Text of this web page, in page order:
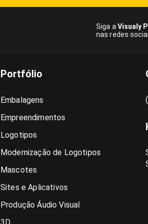
Siga a Visualy
nas redes
Portfólio
Embalagens
Empreendimentos
Logotipos
Modernização de Logotipos
Mascotes
Sites e Aplicativos
Produção Áudio Visual